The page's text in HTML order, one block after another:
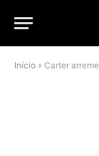
Início » Carter arremessa